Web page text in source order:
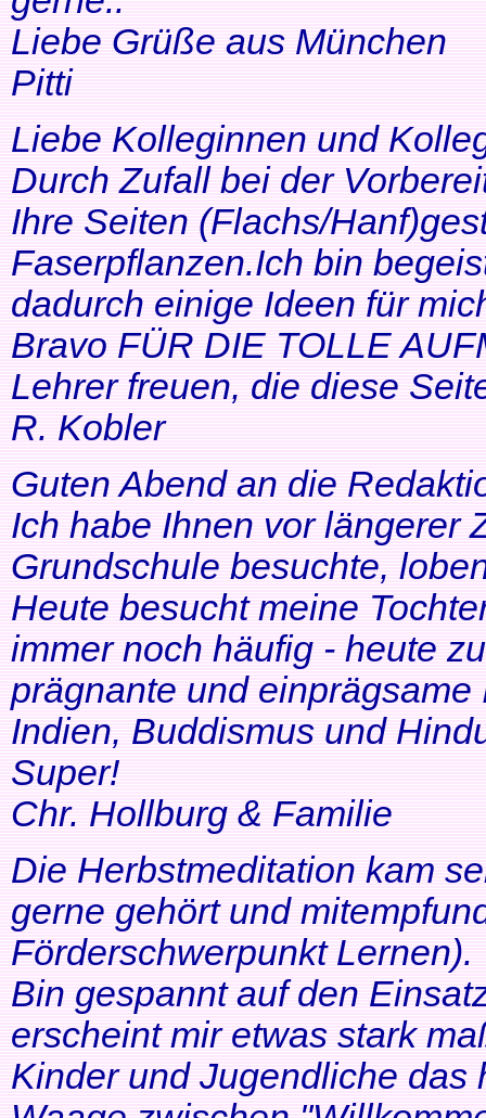
Liebe Grüße aus München
Pitti
Liebe Kolleginnen und
Durch Zufall bei der
Ihre Seiten (Flachs/
Faserpflanzen.Ich bin
dadurch einige Ideen für
Bravo FÜR DIE TOLLE
Lehrer freuen, die diese
R. Kobler
Guten Abend an die
Ich habe Ihnen vor längerer
Grundschule besuchte,
Heute besucht meine
immer noch häufig - heute
prägnante und
Indien, Buddismus und
Super!
Chr. Hollburg & Familie
Die Herbstmeditation kam
gerne gehört und
Förderschwerpunkt Lernen).
Bin gespannt auf den
erscheint mir etwas stark
Kinder und Jugendliche das